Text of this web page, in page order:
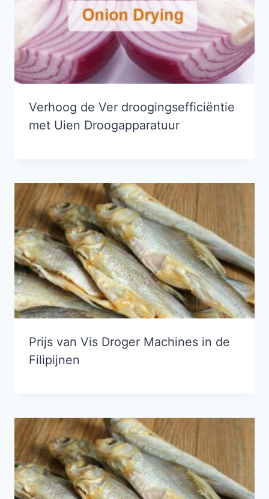
Verhoog de Ver droogingsefficiëntie
met Uien Droogapparatuur
Prijs van Vis Droger Machines in de
Filipijnen